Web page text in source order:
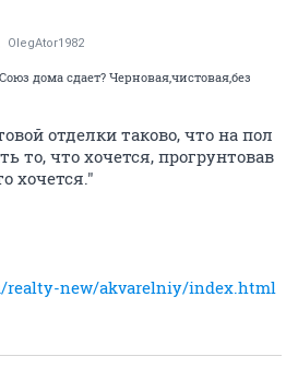
OlegAtor1982
дома сдает? Черновая,чистовая,без
отделки таково, что на пол
то, что хочется, прогрунтовав
хочется."
realty-new/akvarelniy/index.html